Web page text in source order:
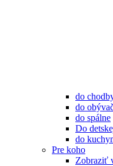
do
do
do spálne
Do
do
Pre koho
Zobraziť